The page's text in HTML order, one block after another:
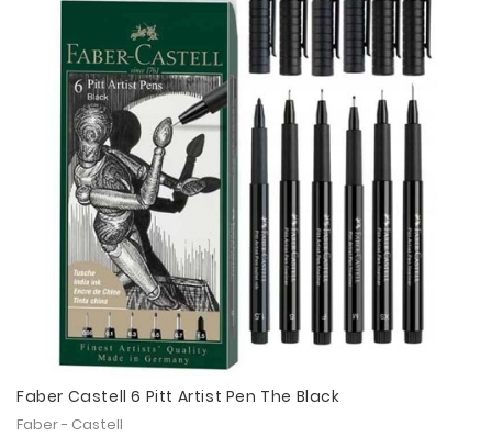
Faber Castell 6 Pitt Artist Pen The Black
Faber - Castell